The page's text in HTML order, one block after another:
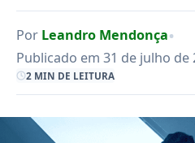
Por Leandro Mendonça•
Publicado em 31 de julho de
2 MIN DE LEITURA